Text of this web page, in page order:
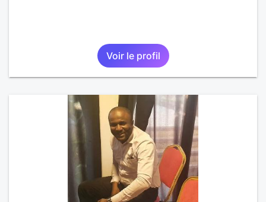
Voir le profil